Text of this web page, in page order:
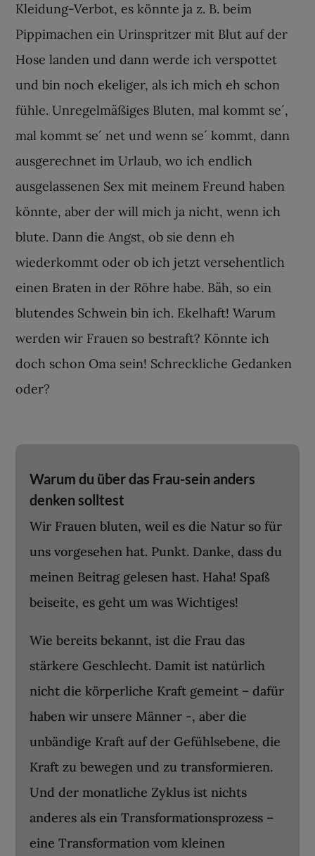
Kleidung-Verbot, es könnte ja z. B. beim
Pippimachen ein Urinspritzer mit Blut auf der
Hose landen und dann werde ich verspottet
und bin noch ekeliger, als ich mich eh schon
fühle. Unregelmäßiges Bluten, mal kommt se´,
mal kommt se´ net und wenn se´ kommt, dann
ausgerechnet im Urlaub, wo ich endlich
ausgelassenen Sex mit meinem Freund haben
könnte, aber der will mich ja nicht, wenn ich
blute. Dann die Angst, ob sie denn eh
wiederkommt oder ob ich jetzt versehentlich
einen Braten in der Röhre habe. Bäh, so ein
blutendes Schwein bin ich. Ekelhaft! Warum
werden wir Frauen so bestraft? Könnte ich
doch schon Oma sein! Schreckliche Gedanken
oder?
Warum du über das Frau-sein anders
denken solltest
Wir Frauen bluten, weil es die Natur so für
uns vorgesehen hat. Punkt. Danke, dass du
meinen Beitrag gelesen hast. Haha! Spaß
beiseite, es geht um was Wichtiges!
Wie bereits bekannt, ist die Frau das
stärkere Geschlecht. Damit ist natürlich
nicht die körperliche Kraft gemeint – dafür
haben wir unsere Männer -, aber die
unbändige Kraft auf der Gefühlsebene, die
Kraft zu bewegen und zu transformieren.
Und der monatliche Zyklus ist nichts
anderes als ein Transformationsprozess –
eine Transformation vom kleinen